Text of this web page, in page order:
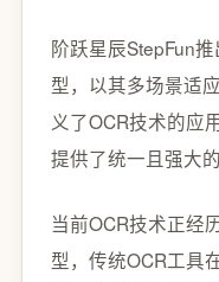
阶跃星辰StepFun
型，以其多场景适
义了OCR技术的应
提供了统一且强大
当前OCR技术正经
型，传统OCR工具